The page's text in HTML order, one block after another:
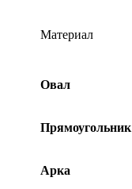
Материал
Овал
Прямоугольник
Арка